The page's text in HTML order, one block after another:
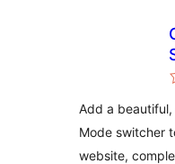
Add a
Mode switcher
website,